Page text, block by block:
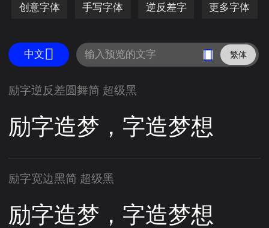
创意字体 手写字体 逆反差字 更多字体
中文 繁体
励字逆反差圆舞简 超级黑
励字造梦，字造梦想
励字宽边黑简 超级黑
励字造梦，字造梦想